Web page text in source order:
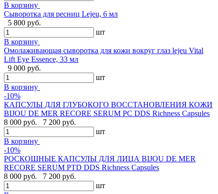
В корзину
Сыворотка для ресниц Lejeu, 6 мл
5 800 руб.
шт
В корзину
Омолаживающая сыворотка для кожи вокруг глаз lejeu Vital
Lift Eye Essence, 33 мл
9 000 руб.
шт
В корзину
-10%
КАПСУЛЫ ДЛЯ ГЛУБОКОГО ВОССТАНОВЛЕНИЯ КОЖИ
BIJOU DE MER RECORE SERUM PC DDS Richness Capsules
8 000 руб.
7 200 руб.
шт
В корзину
-10%
РОСКОШНЫЕ КАПСУЛЫ ДЛЯ ЛИЦА BIJOU DE MER
RECORE SERUM PTD DDS Richness Capsules
8 000 руб.
7 200 руб.
шт